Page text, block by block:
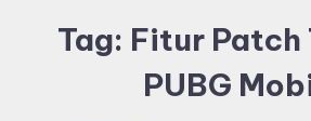
Tag: Fitur Patch
PUBG